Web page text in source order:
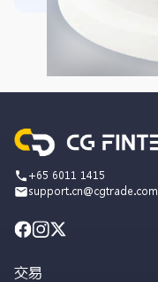
+65 6011 1415
support.cn@cgtrade.com
交易